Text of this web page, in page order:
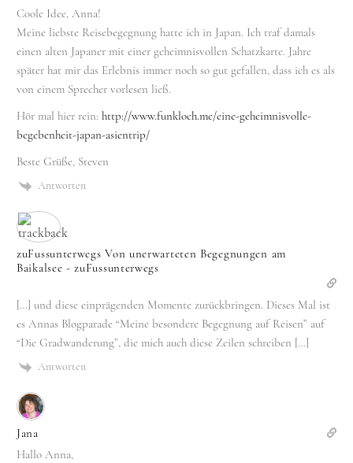
Coole Idee, Anna!
Meine liebste Reisebegegnung hatte ich in Japan. Ich traf damals
einen alten Japaner mit einer geheimnisvollen Schatzkarte. Jahre
später hat mir das Erlebnis immer noch so gut gefallen, dass ich es als
von einem Sprecher vorlesen ließ.
Hör mal hier rein: http://www.funkloch.me/eine-geheimnisvolle-
begebenheit-japan-asientrip/
Beste Grüße, Steven
Antworten
zuFussunterwegs Von unerwarteten Begegnungen am
Baikalsee - zuFussunterwegs
[…] und diese einprägenden Momente zurückbringen. Dieses Mal ist
es Annas Blogparade “Meine besondere Begegnung auf Reisen” auf
“Die Gradwanderung”, die mich auch diese Zeilen schreiben […]
Antworten
Jana
Hallo Anna,